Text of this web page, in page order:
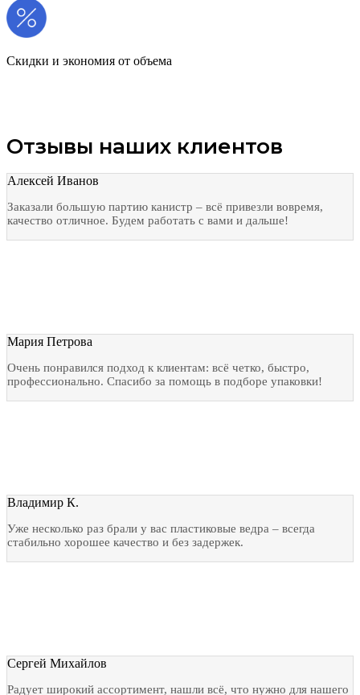
Скидки и экономия от объема
Отзывы наших клиентов
Алексей Иванов
Заказали большую партию канистр – всё привезли вовремя,
качество отличное. Будем работать с вами и дальше!
Мария Петрова
Очень понравился подход к клиентам: всё четко, быстро,
профессионально. Спасибо за помощь в подборе упаковки!
Владимир К.
Уже несколько раз брали у вас пластиковые ведра – всегда
стабильно хорошее качество и без задержек.
Сергей Михайлов
Радует широкий ассортимент, нашли всё, что нужно для нашего